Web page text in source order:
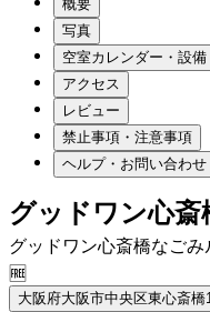
概要
写真
空室カレンダー・設備
アクセス
レビュー
禁止事項・注意事項
ヘルプ・お問い合わせ
グッドワン心斎
グッドワン心斎橋なご
🆓
大阪府大阪市中央区東心斎橋